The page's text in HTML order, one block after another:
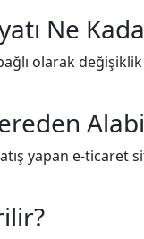
Ne
olarak
yapan e-ticaret